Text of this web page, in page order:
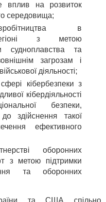
вплив на розвиток
середовища;
в
з метою
судноплавства та
загрозам і
діяльності;
кібербезпеки з
кібердіяльності
безпеки,
здійснення такої
ефективного
оборонних
з метою підтримки
та оборонних
та США спільно